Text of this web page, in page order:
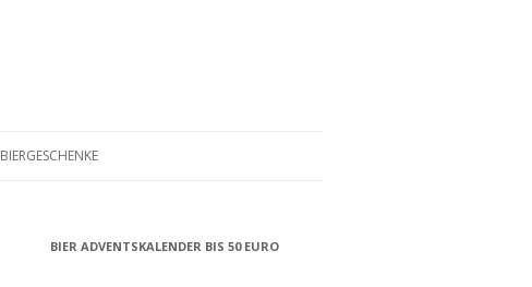
BIERGESCHENKE
BIER ADVENTSKALENDER BIS 50 EURO